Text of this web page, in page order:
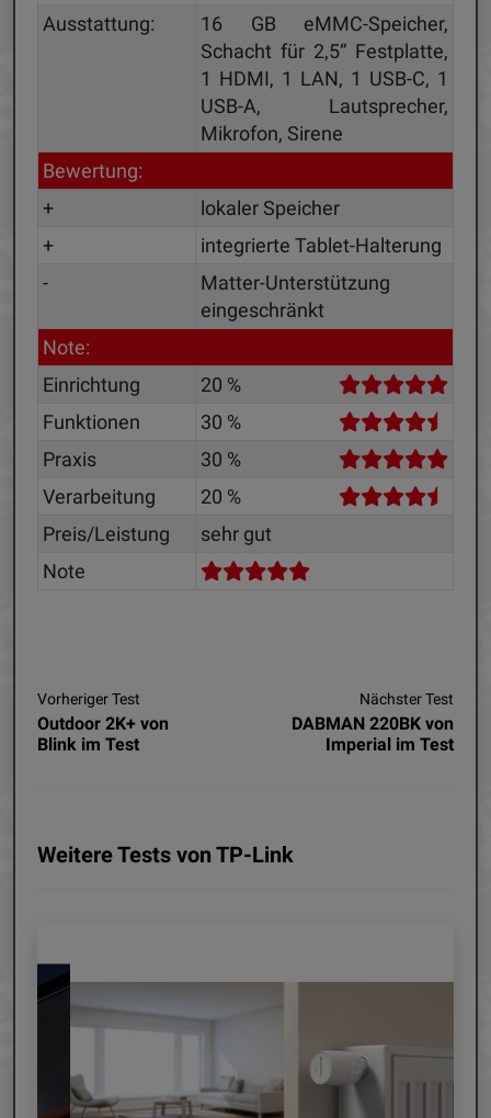
Ausstattung:
16 GB eMMC-Speicher,
Schacht für 2,5“ Festplatte,
1 HDMI, 1 LAN, 1 USB-C, 1
USB-A, Lautsprecher,
Mikrofon, Sirene
Bewertung:
+
lokaler Speicher
+
integrierte Tablet-Halterung
-
Matter-Unterstützung
eingeschränkt
Note:
Einrichtung
20 %
Funktionen
30 %
Praxis
30 %
Verarbeitung
20 %
Preis/Leistung
sehr gut
Note
Vorheriger Test
Outdoor 2K+ von
Blink im Test
Nächster Test
DABMAN 220BK von
Imperial im Test
Weitere Tests von TP-Link